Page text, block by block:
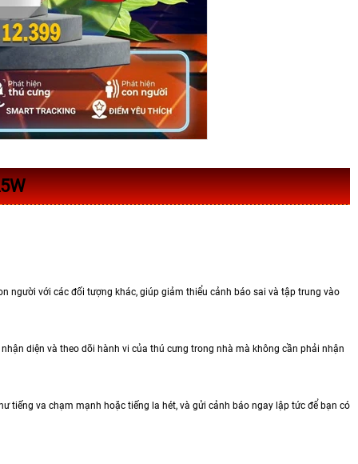
người với các đối tượng khác, giúp giảm thiểu cảnh báo sai và tập trung vào
diện và theo dõi hành vi của thú cưng trong nhà mà không cần phải nhận
tiếng va chạm mạnh hoặc tiếng la hét, và gửi cảnh báo ngay lập tức để bạn có